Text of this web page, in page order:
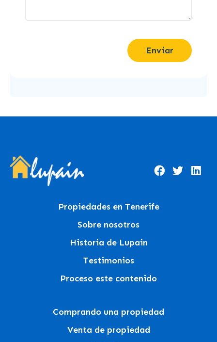
Enviar
Propiedades en Tenerife
Sobre nosotros
Historia de Lupain
Testimonios
Proceso este contenido
Comprando una propiedad
Venta de propiedad